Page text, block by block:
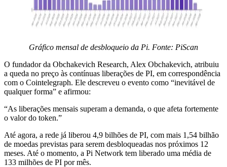
Gráfico mensal de desbloqueio da Pi. Fonte: PiScan
O fundador da Obchakevich Research, Alex Obchakevich, atribuiu
a queda no preço às contínuas liberações de PI, em correspondência
com o Cointelegraph. Ele descreveu o evento como “inevitável de
qualquer forma” e afirmou:
“As liberações mensais superam a demanda, o que afeta fortemente
o valor do token.”
Até agora, a rede já liberou 4,9 bilhões de PI, com mais 1,54 bilhão
de moedas previstas para serem desbloqueadas nos próximos 12
meses. Até o momento, a Pi Network tem liberado uma média de
133 milhões de PI por mês.